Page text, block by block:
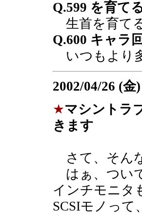
Q.599 を育て
生首を育て
Q.600 キャラ
いつもより
2002/04/26 (金)
★マシントラ
きます
さて、そん
はぁ、つい
インチモニタ
SCSIモノっ